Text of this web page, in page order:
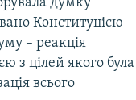
Конституцією
– реакція
з цілей якого була
всього